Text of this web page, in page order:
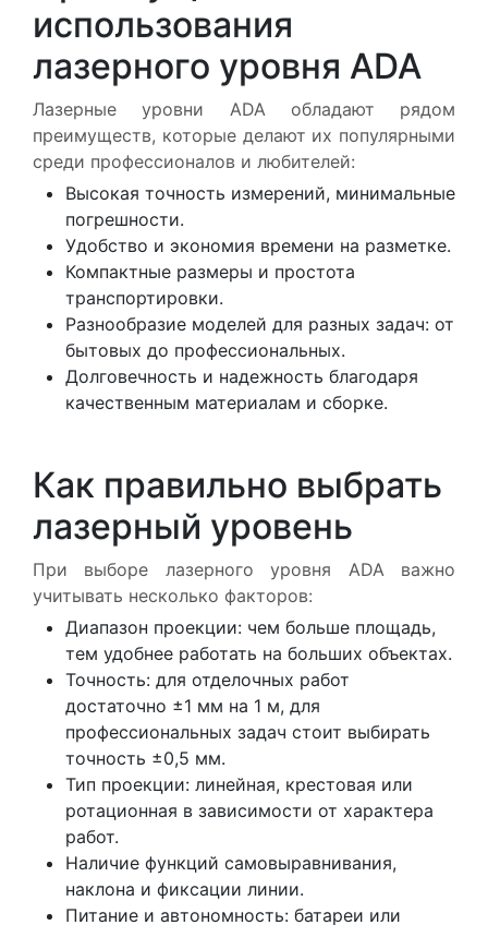
использования
лазерного уровня ADA
Лазерные уровни ADA обладают рядом
преимуществ, которые делают их популярными
среди профессионалов и любителей:
Высокая точность измерений, минимальные
погрешности.
Удобство и экономия времени на разметке.
Компактные размеры и простота
транспортировки.
Разнообразие моделей для разных задач: от
бытовых до профессиональных.
Долговечность и надежность благодаря
качественным материалам и сборке.
Как правильно выбрать
лазерный уровень
При выборе лазерного уровня ADA важно
учитывать несколько факторов:
Диапазон проекции: чем больше площадь,
тем удобнее работать на больших объектах.
Точность: для отделочных работ
достаточно ±1 мм на 1 м, для
профессиональных задач стоит выбирать
точность ±0,5 мм.
Тип проекции: линейная, крестовая или
ротационная в зависимости от характера
работ.
Наличие функций самовыравнивания,
наклона и фиксации линии.
Питание и автономность: батареи или